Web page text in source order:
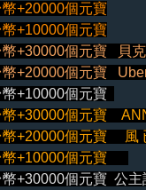
+20000個元寶
+10000個元寶
+30000個元寶 貝
幣+20000個元寶
+10000個元寶
幣+30000個元寶
幣+20000個元寶 風
幣+10000個元寶
+30000個元寶 公主